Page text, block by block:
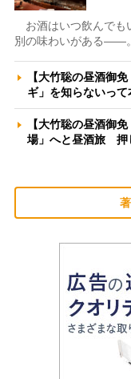
お酒はいつ飲んでも
別の味わいがある――
【大竹聡の昼酒御
ギ」を知らないっ
【大竹聡の昼酒御
場」へと昼酒旅 押